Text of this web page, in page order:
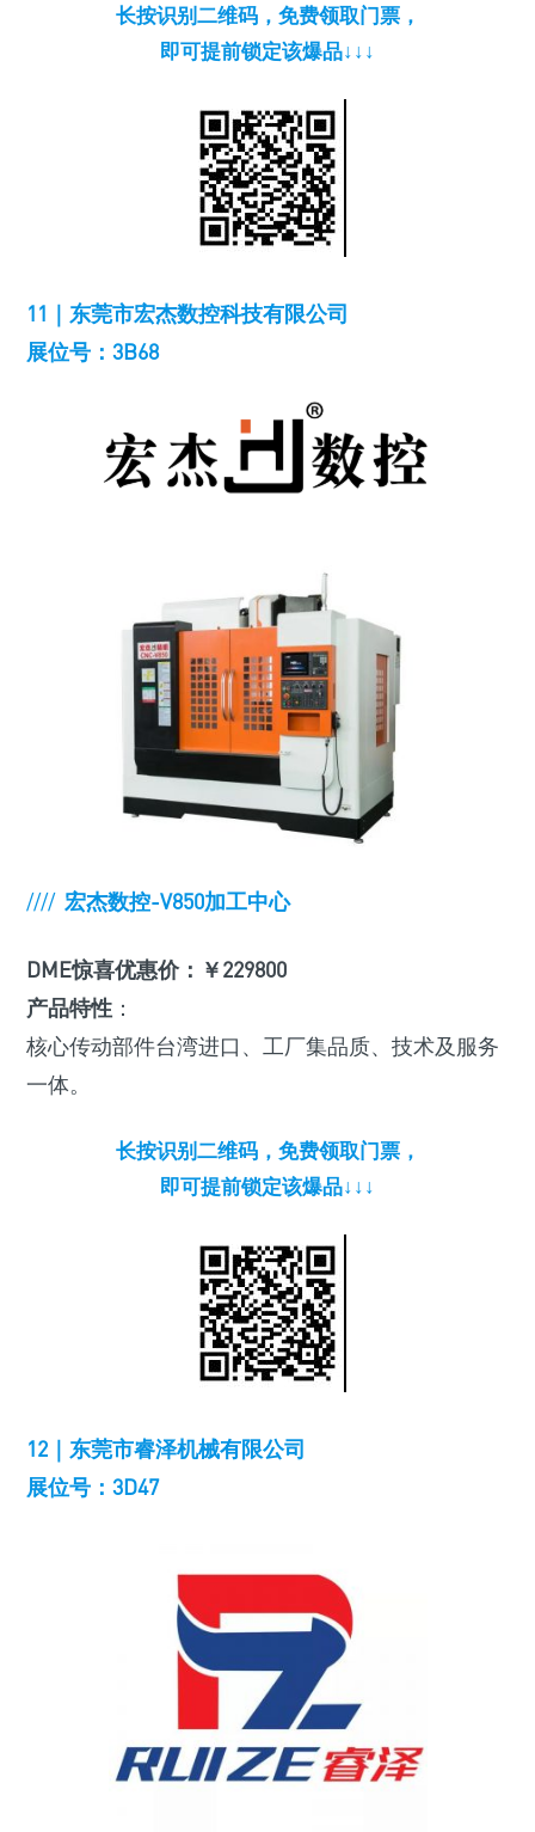
长按识别二维码，免费领取门票，
即可提前锁定该爆品↓↓↓
11｜东莞市宏杰数控科技有限公司
展位号：3B68
//// 宏杰数控-V850加工中心
DME惊喜优惠价：￥229800
产品特性 ：
核心传动部件台湾进口、工厂集品质、技术及服务
一体。
长按识别二维码，免费领取门票，
即可提前锁定该爆品↓↓↓
12｜东莞市睿泽机械有限公司
展位号：3D47